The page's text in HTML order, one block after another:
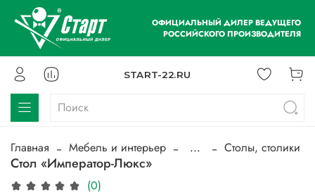
ОФИЦИАЛЬНЫЙ ДИЛЕР ВЕДУЩЕГО
РОССИЙСКОГО ПРОИЗВОДИТЕЛЯ
START-22.RU
Главная Мебель и интерьер ... Столы, столики
Стол «Император-Люкс»
(0)